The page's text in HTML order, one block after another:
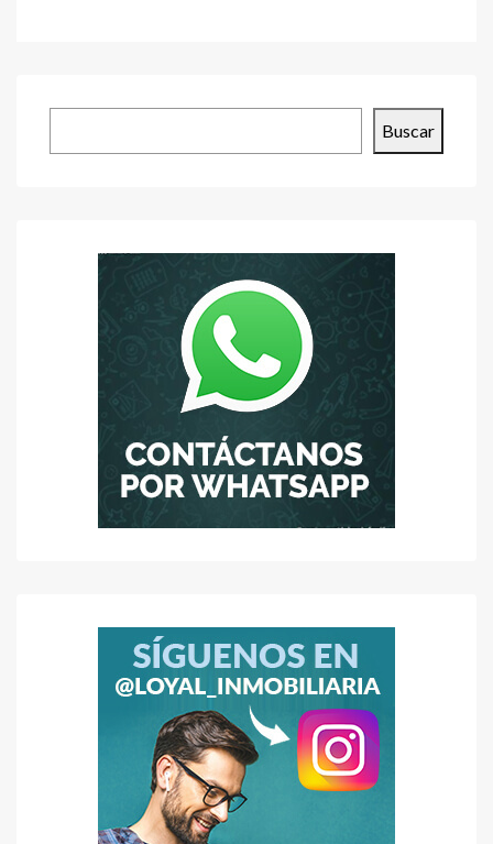
Buscar